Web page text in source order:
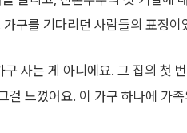
구를 기다리던 사람들의 표정이
사는 게 아니에요. 그 집의 첫
걸 느꼈어요. 이 가구 하나에 가